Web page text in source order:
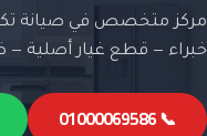
مركز متخصص في صيانة
خبراء — قطع غيار أصلية — ضمان
📞 01000069586